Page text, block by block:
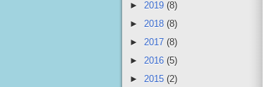
► 2019 (8)
► 2018 (8)
► 2017 (8)
► 2016 (5)
► 2015 (2)